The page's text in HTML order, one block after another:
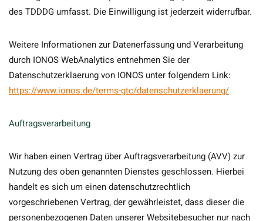
des TDDDG umfasst. Die Einwilligung ist jederzeit widerrufbar.
Weitere Informationen zur Datenerfassung und Verarbeitung
durch IONOS WebAnalytics entnehmen Sie der
Datenschutzerklaerung von IONOS unter folgendem Link:
https://www.ionos.de/terms-gtc/datenschutzerklaerung/
Auftragsverarbeitung
Wir haben einen Vertrag über Auftragsverarbeitung (AVV) zur
Nutzung des oben genannten Dienstes geschlossen. Hierbei
handelt es sich um einen datenschutzrechtlich
vorgeschriebenen Vertrag, der gewährleistet, dass dieser die
personenbezogenen Daten unserer Websitebesucher nur nach